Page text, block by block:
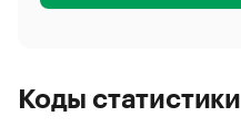
Коды статистики